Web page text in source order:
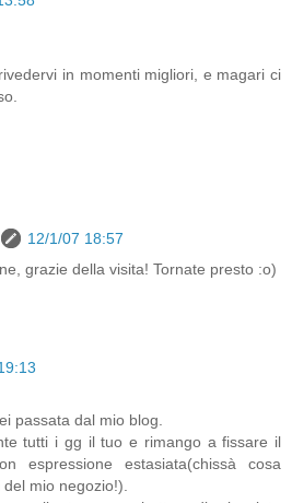
in momenti migliori, e magari ci
12/1/07 18:57
grazie della visita! Tornate presto :o)
passata dal mio blog.
tutti i gg il tuo e rimango a fissare il
espressione estasiata(chissà cosa
mio negozio!).